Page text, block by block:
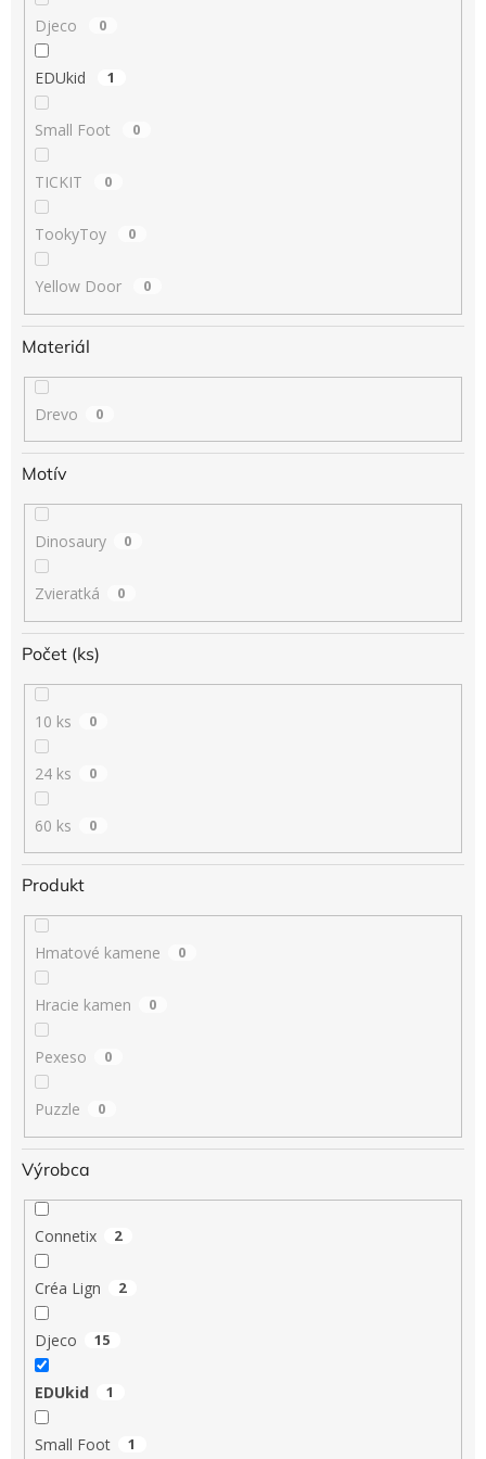
Djeco 0
EDUkid 1
Small Foot 0
TICKIT 0
TookyToy 0
Yellow Door 0
Materiál
Drevo 0
Motív
Dinosaury 0
Zvieratká 0
Počet (ks)
10 ks 0
24 ks 0
60 ks 0
Produkt
Hmatové kamene 0
Hracie kamen 0
Pexeso 0
Puzzle 0
Výrobca
Connetix 2
Créa Lign 2
Djeco 15
EDUkid 1
Small Foot 1